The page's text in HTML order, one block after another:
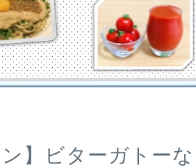
ン】ビターガトー